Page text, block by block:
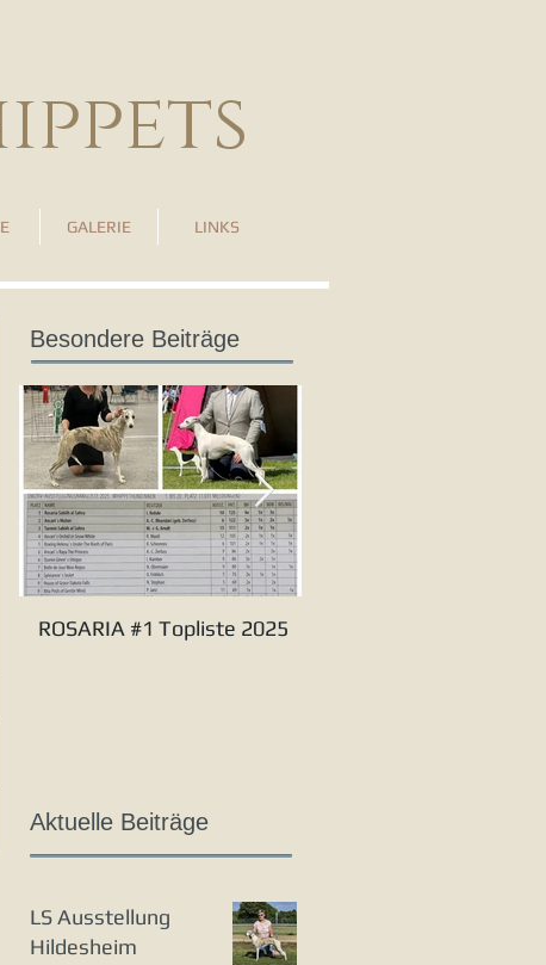
GALERIE LINKS
Besondere Beiträge
ROSARIA #1 Topliste 2025
Aktuelle Beiträge
LS Ausstellung
Hildesheim